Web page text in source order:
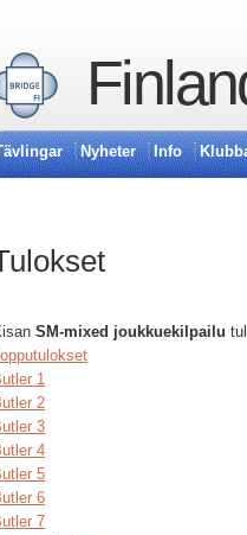
Nyheter Info
SM-mixed joukkuekilpailu
1
2
3
4
5
6
7